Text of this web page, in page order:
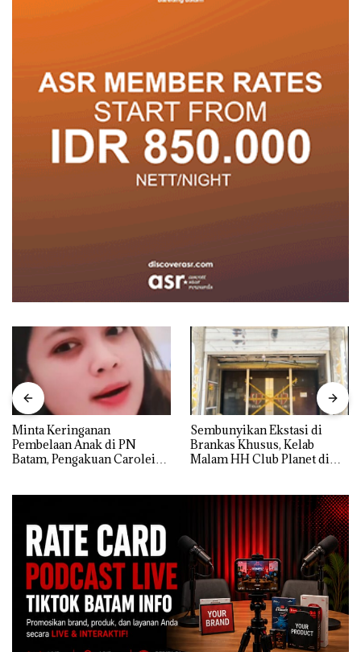
Minta Keringanan
Pembelaan Anak di PN
Batam, Pengakuan Carolein
Sembunyikan Ekstasi di
Brankas Khusus, Kelab
Malam HH Club Planet di